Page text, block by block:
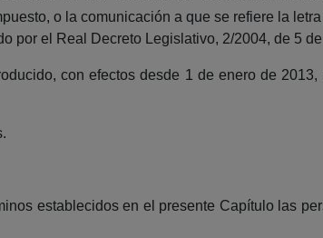
o la comunicación a que se refiere la
por el Real Decreto Legislativo, 2/2004, de 5
con efectos desde 1 de enero de
establecidos en el presente Capítulo las